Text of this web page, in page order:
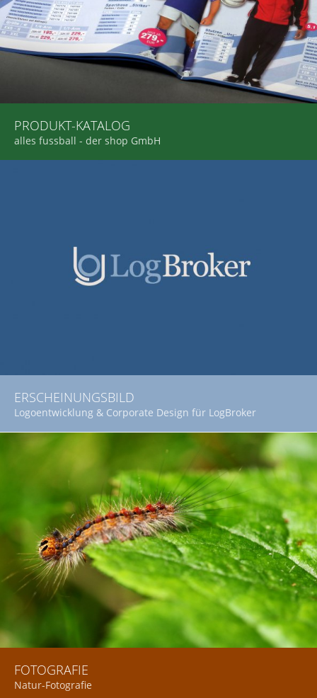
PRODUKT-KATALOG
alles fussball - der shop GmbH
ERSCHEINUNGSBILD
Logoentwicklung & Corporate Design für LogBroker
FOTOGRAFIE
Natur-Fotografie